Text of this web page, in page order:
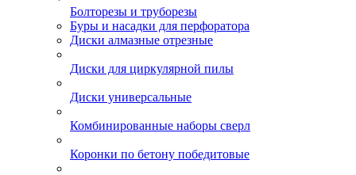
Болторезы и труборезы
Буры и насадки для перфоратора
Диски алмазные отрезные
Диски для циркулярной пилы
Диски универсальные
Комбинированные наборы сверл
Коронки по бетону победитовые